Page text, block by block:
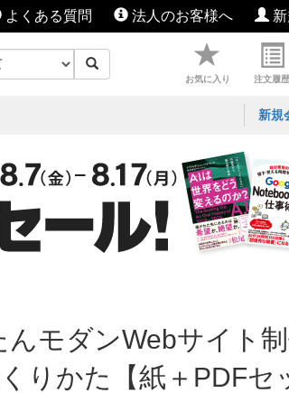
よくある質問 法人のお客様へ
お気に入り 注文履歴
新規
モダンWebサイト制
りかた【紙＋PDFセ